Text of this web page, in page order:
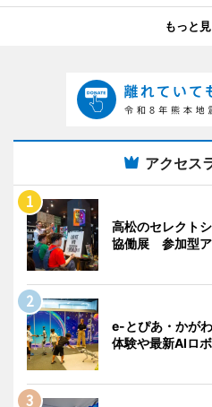
もっと
アクセス
高松のセレクト
協働展 参加型ア
e-とぴあ・かが
体験や最新AIロ